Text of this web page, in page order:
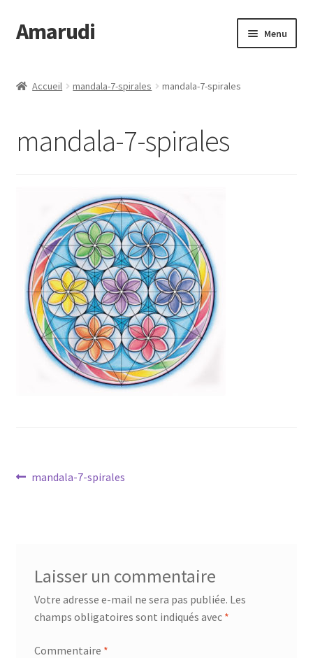
Aller
à
navigation
Aller
au
Amarudi Menu
Ateliers en ligne
Commande
Crop Circles
Galerie
Mandalathèque
Me contacter
Vidéos
Accueil mandala-7-spirales mandala-7-spirales
mandala-7-spirales
Navigation
Article
mandala-7-spirales
Laisser un commentaire
Votre adresse e-mail ne sera pas publiée. Les
champs obligatoires sont indiqués avec *
Commentaire *